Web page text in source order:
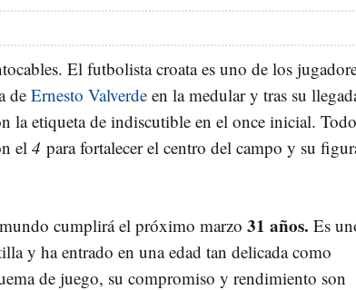
El futbolista croata es uno de los
de Ernesto Valverde en la medular y tras su
la etiqueta de indiscutible en el once inicial.
el 4 para fortalecer el centro del campo y su
cumplirá el próximo marzo 31 años. Es
y ha entrado en una edad tan delicada como
de juego, su compromiso y rendimiento son